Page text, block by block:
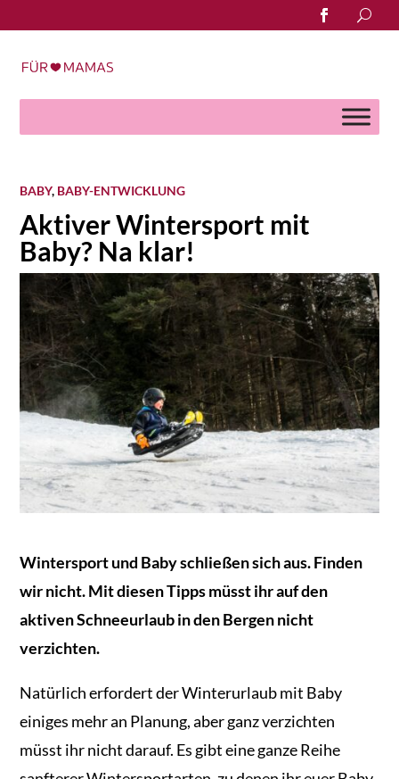
Search
for:
BABY, BABY-ENTWICKLUNG
Aktiver Wintersport mit
Baby? Na klar!
Wintersport und Baby schließen sich aus. Finden
wir nicht. Mit diesen Tipps müsst ihr auf den
aktiven Schneeurlaub in den Bergen nicht
verzichten.
Natürlich erfordert der Winterurlaub mit Baby
einiges mehr an Planung, aber ganz verzichten
müsst ihr nicht darauf. Es gibt eine ganze Reihe